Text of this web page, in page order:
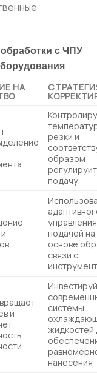
с ЧПУ
НА
резки и
образом
подачу.
управления
подачей на
основе
связи с
и
системы
жидкостей
нанесения